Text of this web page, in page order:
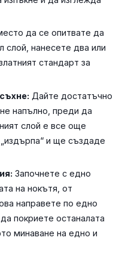
да се опитвате да
слой, нанесете два или
стандарт за
Дайте достатъчно
напълно, преди да
слой е все още
и ще създаде
Започнете с едно
на нокътя, от
направете по едно
покриете останалата
минаване на едно и